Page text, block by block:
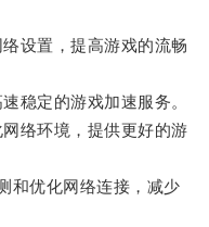
设置，提高游戏的流畅
定的游戏加速服务。
络环境，提供更好的游
优化网络连接，减少